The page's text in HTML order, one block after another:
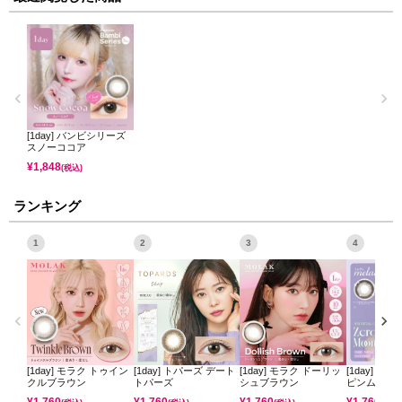
[1day] バンビシリーズ
スノーココア
¥1,848(税込)
ランキング
1
[1day] モラク トゥイン
クルブラウン
2
[1day] トパーズ デート
トパーズ
3
[1day] モラク ドーリッ
シュブラウン
4
[1day] ミレ
ピンムーン